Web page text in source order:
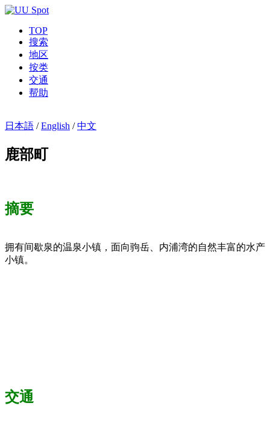
TOP
搜索
地区
按类
交通
帮助
日本語 /English /中文
鹿部町
摘要
拥有间歇泉的温泉小镇，面向驹岳、内浦湾的自然丰富的水产
小镇。
交通